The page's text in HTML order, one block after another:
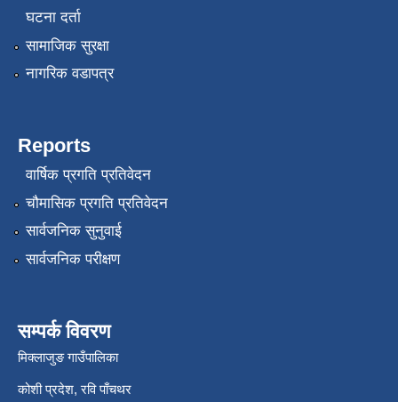
घटना दर्ता
सामाजिक सुरक्षा
नागरिक वडापत्र
Reports
वार्षिक प्रगति प्रतिवेदन
चौमासिक प्रगति प्रतिवेदन
सार्वजनिक सुनुवाई
सार्वजनिक परीक्षण
सम्पर्क विवरण
मिक्लाजुङ गाउँपालिका
कोशी प्रदेश, रवि पाँचथर